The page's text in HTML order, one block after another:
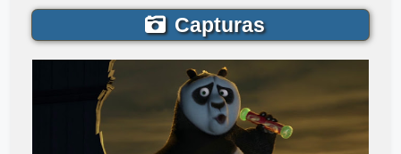
Capturas